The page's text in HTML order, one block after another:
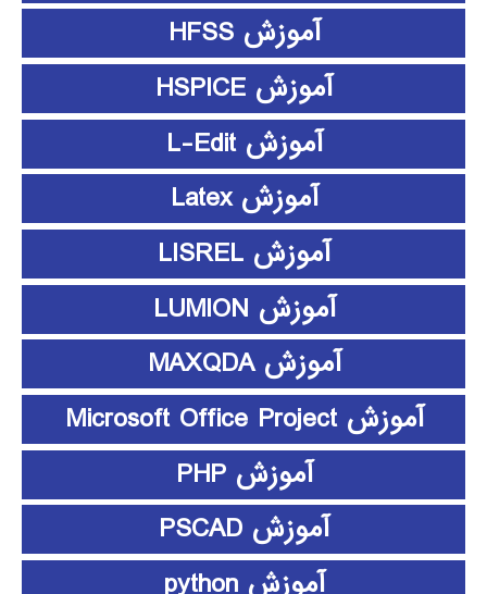
آموزش HFSS
آموزش HSPICE
آموزش L-Edit
آموزش Latex
آموزش LISREL
آموزش LUMION
آموزش MAXQDA
آموزش Microsoft Office Project
آموزش PHP
آموزش PSCAD
آموزش python